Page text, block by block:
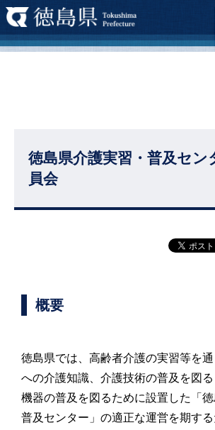
徳島県介護実習・普及セン
員会
概要
徳島県では、高齢者介護の実習等を
への介護知識、介護技術の普及を図
機器の普及を図るために設置した「徳
普及センター」の適正な運営を期す